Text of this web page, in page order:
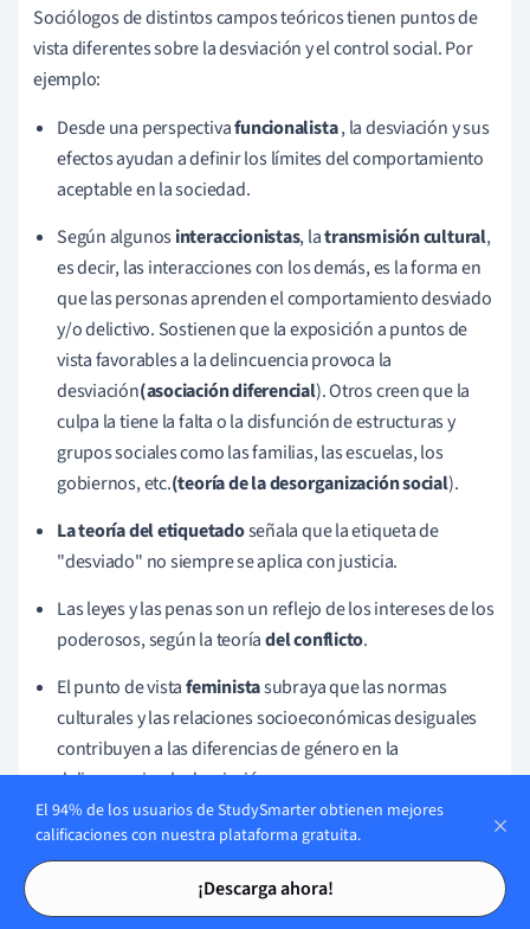
Tarjetas de estudio
Tarjetas de estudio
Sociólogos de distintos campos teóricos tienen puntos de
vista diferentes sobre la desviación y el control social. Por
ejemplo:
Desde una perspectivafuncionalista, la desviación y sus
efectos ayudan a definir los límites del comportamiento
aceptable en la sociedad.
Según algunosinteraccionistas, latransmisión cultural,
es decir, las interacciones con los demás, es la forma en
que las personas aprenden el comportamiento desviado
y/o delictivo. Sostienen que la exposición a puntos de
vista favorables a la delincuencia provoca la
desviación(asociación diferencial). Otros creen que la
culpa la tiene la falta o la disfunción de estructuras y
grupos sociales como las familias, las escuelas, los
gobiernos, etc.(teoría de la desorganización social).
La teoría del etiquetadoseñala que la etiqueta de
"desviado" no siempre se aplica con justicia.
Las leyes y las penas son un reflejo de los intereses de los
poderosos, según la teoríadel conflicto.
El punto de vistafeministasubraya que las normas
culturales y las relaciones socioeconómicas desiguales
contribuyen a las diferencias de género en la
delincuencia y la desviación.
El delito y la ley
El 94% de los usuarios de StudySmarter obtienen mejores
calificaciones con nuestra plataforma gratuita.
¡Descarga ahora!